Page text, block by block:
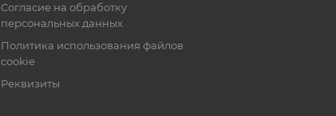
Согласие на обработку
персональных данных
Политика использования файлов
cookie
Реквизиты